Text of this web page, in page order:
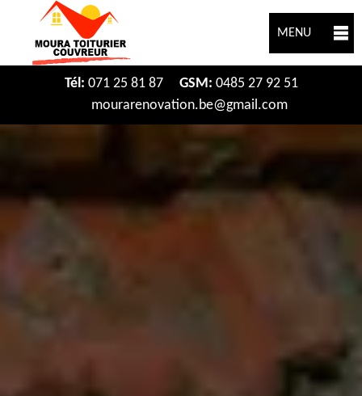
MENU
Tél: 071 25 81 87 GSM: 0485 27 92 51
mourarenovation.be@gmail.com